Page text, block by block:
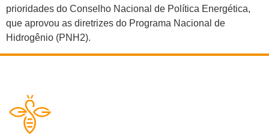
prioridades do Conselho Nacional de Política Energética,
que aprovou as diretrizes do Programa Nacional de
Hidrogênio (PNH2).